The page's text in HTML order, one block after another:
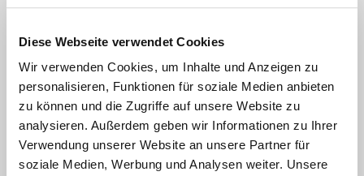
Diese Webseite verwendet Cookies
Wir verwenden Cookies, um Inhalte und Anzeigen zu
personalisieren, Funktionen für soziale Medien anbieten
zu können und die Zugriffe auf unsere Website zu
analysieren. Außerdem geben wir Informationen zu Ihrer
Verwendung unserer Website an unsere Partner für
soziale Medien, Werbung und Analysen weiter. Unsere